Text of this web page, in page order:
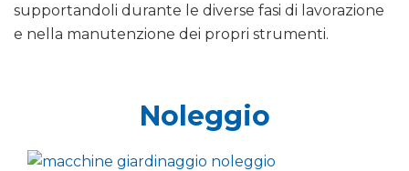
supportandoli durante le diverse fasi di lavorazione
e nella manutenzione dei propri strumenti.
Noleggio